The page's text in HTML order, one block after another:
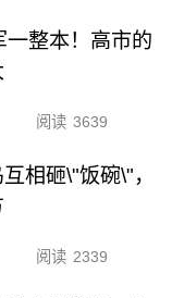
整本！高市的
阅读 3639
相砸\"饭碗\"，
阅读 2339